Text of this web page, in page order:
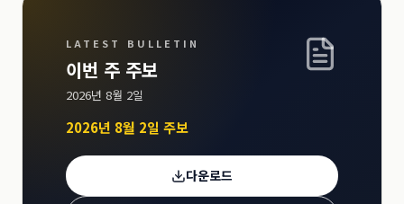
LATEST BULLETIN
이번 주 주보
2026년 8월 2일
2026년 8월 2일 주보
다운로드